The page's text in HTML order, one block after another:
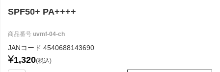
SPF50+ PA++++
商品番号 uvmf-04-ch
JANコード 4540688143690
¥1,320 税込